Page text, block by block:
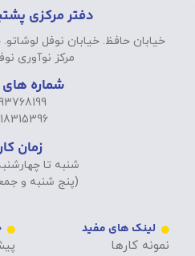
دفتر مرکزی
مرکز نوآوری
شماره
زمان
شنبه تا چهارشنبه 10 الی
(پنج شنبه و
لینک های مفید
نمونه کارها